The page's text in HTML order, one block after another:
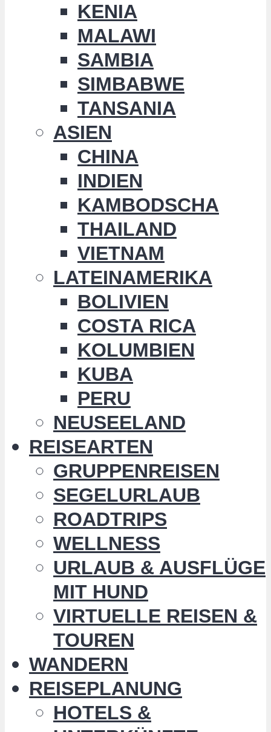
KENIA
MALAWI
SAMBIA
SIMBABWE
TANSANIA
ASIEN
CHINA
INDIEN
KAMBODSCHA
THAILAND
VIETNAM
LATEINAMERIKA
BOLIVIEN
COSTA RICA
KOLUMBIEN
KUBA
PERU
NEUSEELAND
REISEARTEN
GRUPPENREISEN
SEGELURLAUB
ROADTRIPS
WELLNESS
URLAUB & AUSFLÜGE
MIT HUND
VIRTUELLE REISEN &
TOUREN
WANDERN
REISEPLANUNG
HOTELS &